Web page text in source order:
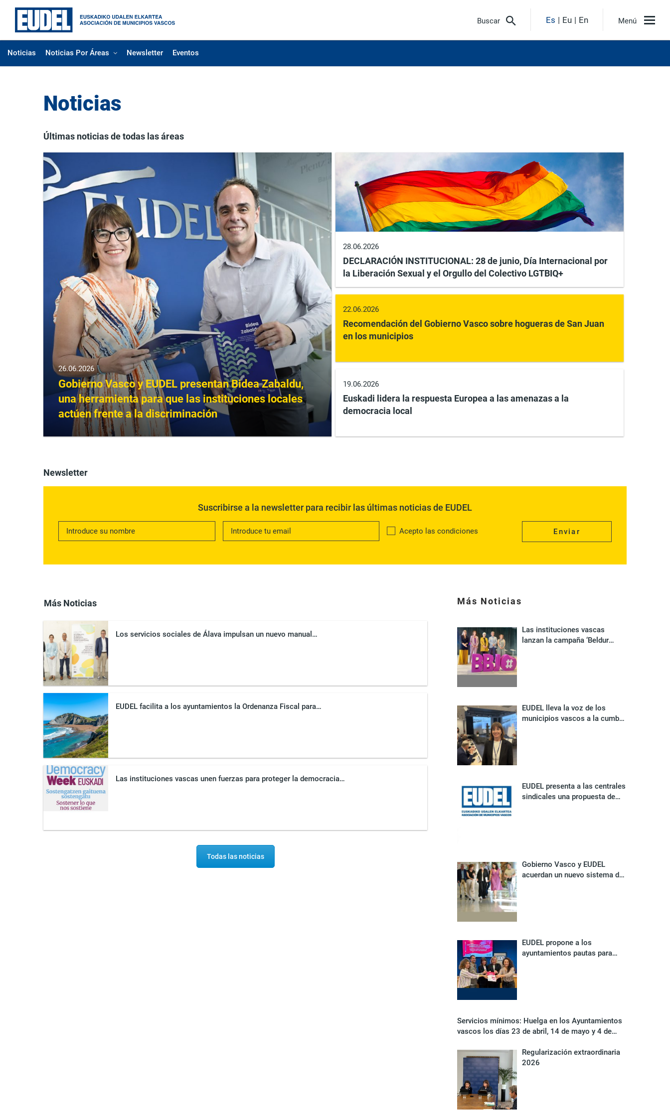
Buscar Es Eu En Menú
Noticias Noticias Por Áreas Newsletter Eventos
Noticias
Últimas noticias de todas las áreas
Gobierno Vasco y EUDEL presentan Bidea Zabaldu,
una herramienta para que las instituciones locales
actúen frente a la discriminación
26.06.2026
DECLARACIÓN INSTITUCIONAL: 28 de junio, Día Internacional por
la Liberación Sexual y el Orgullo del Colectivo LGTBIQ+
28.06.2026
Recomendación del Gobierno Vasco sobre hogueras de San Juan
en los municipios
22.06.2026
Euskadi lidera la respuesta Europea a las amenazas a la
democracia local
19.06.2026
Newsletter
Suscribirse a la newsletter para recibir las últimas noticias de EUDEL
Acepto las condiciones
Más Noticias
Los servicios sociales de Álava impulsan un nuevo manual…
EUDEL facilita a los ayuntamientos la Ordenanza Fiscal para…
Las instituciones vascas unen fuerzas para proteger la democracia…
Todas las noticias
Más Noticias
Las instituciones vascas
lanzan la campaña ‘Beldur
EUDEL lleva la voz de los
municipios vascos a la cumbre
EUDEL presenta a las centrales
sindicales una propuesta de
Gobierno Vasco y EUDEL
acuerdan un nuevo sistema de
EUDEL propone a los
ayuntamientos pautas para
Servicios mínimos: Huelga en los Ayuntamientos
vascos los días 23 de abril, 14 de mayo y 4 de
Regularización extraordinaria
2026